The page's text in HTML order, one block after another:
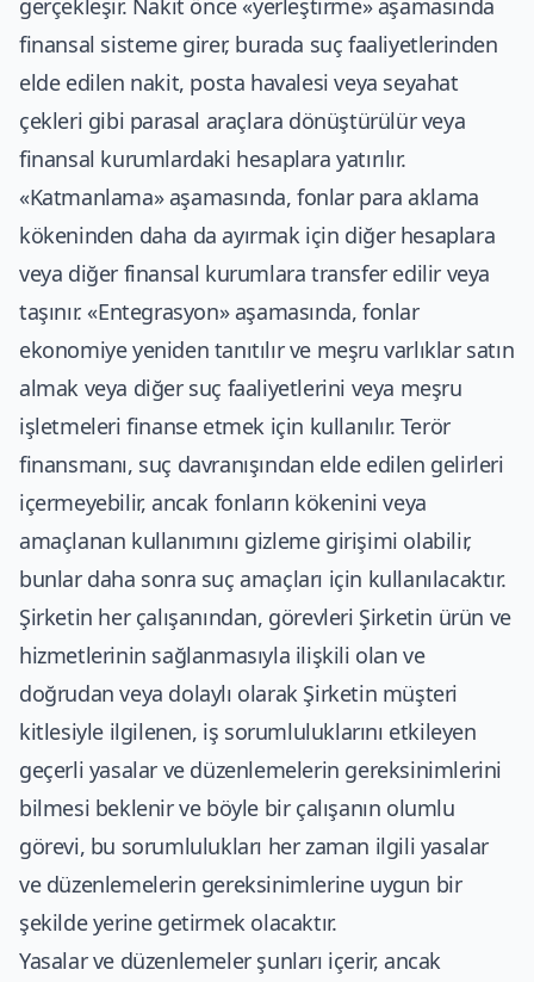
finansal sisteme girer, burada suç faaliyetlerinden
elde edilen nakit, posta havalesi veya seyahat
çekleri gibi parasal araçlara dönüştürülür veya
finansal kurumlardaki hesaplara yatırılır.
«Katmanlama» aşamasında, fonlar para aklama
kökeninden daha da ayırmak için diğer hesaplara
veya diğer finansal kurumlara transfer edilir veya
taşınır. «Entegrasyon» aşamasında, fonlar
ekonomiye yeniden tanıtılır ve meşru varlıklar satın
almak veya diğer suç faaliyetlerini veya meşru
işletmeleri finanse etmek için kullanılır. Terör
finansmanı, suç davranışından elde edilen gelirleri
içermeyebilir, ancak fonların kökenini veya
amaçlanan kullanımını gizleme girişimi olabilir,
bunlar daha sonra suç amaçları için kullanılacaktır.
Şirketin her çalışanından, görevleri Şirketin ürün ve
hizmetlerinin sağlanmasıyla ilişkili olan ve
doğrudan veya dolaylı olarak Şirketin müşteri
kitlesiyle ilgilenen, iş sorumluluklarını etkileyen
geçerli yasalar ve düzenlemelerin gereksinimlerini
bilmesi beklenir ve böyle bir çalışanın olumlu
görevi, bu sorumlulukları her zaman ilgili yasalar
ve düzenlemelerin gereksinimlerine uygun bir
şekilde yerine getirmek olacaktır.
Yasalar ve düzenlemeler şunları içerir, ancak